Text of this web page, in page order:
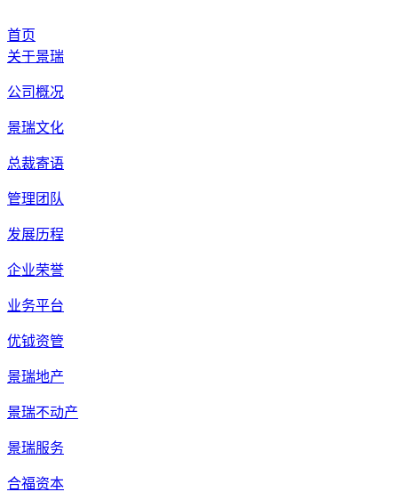
首页
关于景瑞
公司概况
景瑞文化
总裁寄语
管理团队
发展历程
企业荣誉
业务平台
优钺资管
景瑞地产
景瑞不动产
景瑞服务
合福资本